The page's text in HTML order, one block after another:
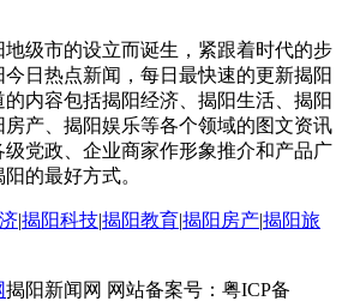
地级市的设立而诞生，紧跟着时代的步
日热点新闻，每日最快速的更新揭阳
内容包括揭阳经济、揭阳生活、揭阳
产、揭阳娱乐等各个领域的图文资讯
党政、企业商家作形象推介和产品广
的最好方式。
|揭阳科技|揭阳教育|揭阳房产|揭阳旅
揭阳新闻网 网站备案号：粤ICP备